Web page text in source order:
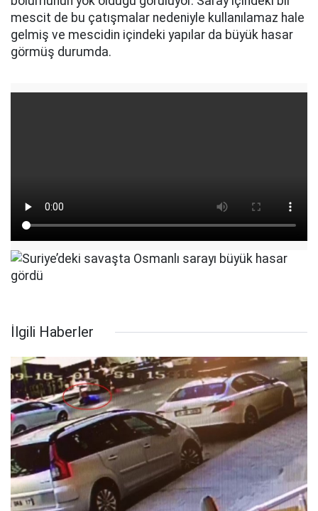
mescit de bu çatışmalar nedeniyle kullanılamaz hale
gelmiş ve mescidin içindeki yapılar da büyük hasar
görmüş durumda.
İlgili Haberler